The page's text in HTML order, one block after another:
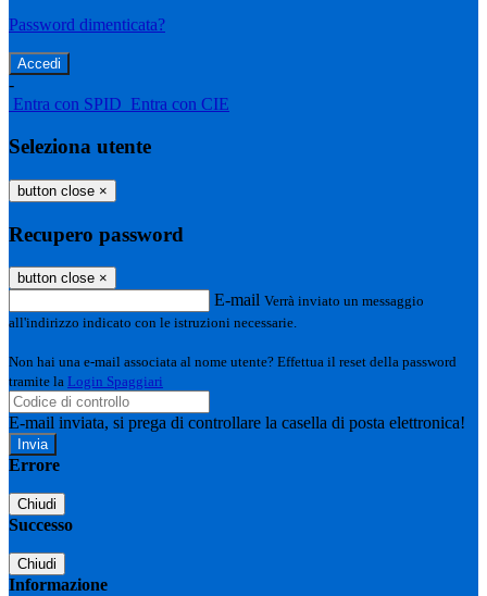
Password dimenticata?
-
Entra con SPID Entra con CIE
Seleziona utente
button close ×
Recupero password
button close ×
E-mail Verrà inviato un messaggio
all'indirizzo indicato con le istruzioni necessarie.
Non hai una e-mail associata al nome utente? Effettua il reset della password
tramite la Login Spaggiari
E-mail inviata, si prega di controllare la casella di posta elettronica!
Errore
Chiudi
Successo
Chiudi
Informazione